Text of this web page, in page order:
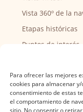
Para ofrecer las mejores
cookies para almacenar
consentimiento de estas
el comportamiento de
sitio. No consentir o
Vista 360º de la
Etapas históricas
Puntos de interés
Actividades y
Ser voluntario